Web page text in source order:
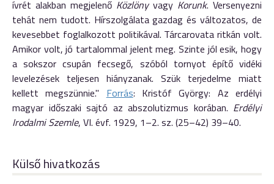
ívrét alakban megjelenő Közlönyvagy Korunk. Versenyezni
tehát nem tudott. Hírszolgálata gazdag és változatos, de
kevesebbet foglalkozott politikával. Tárcarovata ritkán volt.
Amikor volt, jó tartalommal jelent meg. Szinte jól esik, hogy
a sokszor csupán fecsegő, szóból tornyot építő vidéki
levelezések teljesen hiányzanak. Szük terjedelme miatt
kellett megszünnie." Forrás: Kristóf György: Az erdélyi
magyar időszaki sajtó az abszolutizmus korában. Erdélyi
Irodalmi Szemle, VI. évf. 1929, 1–2. sz. (25–42) 39–40.
Külső hivatkozás